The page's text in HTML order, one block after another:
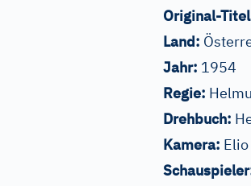
Original-
Land:
Jahr: 1954
Regie:
Drehbuch:
Kamera: